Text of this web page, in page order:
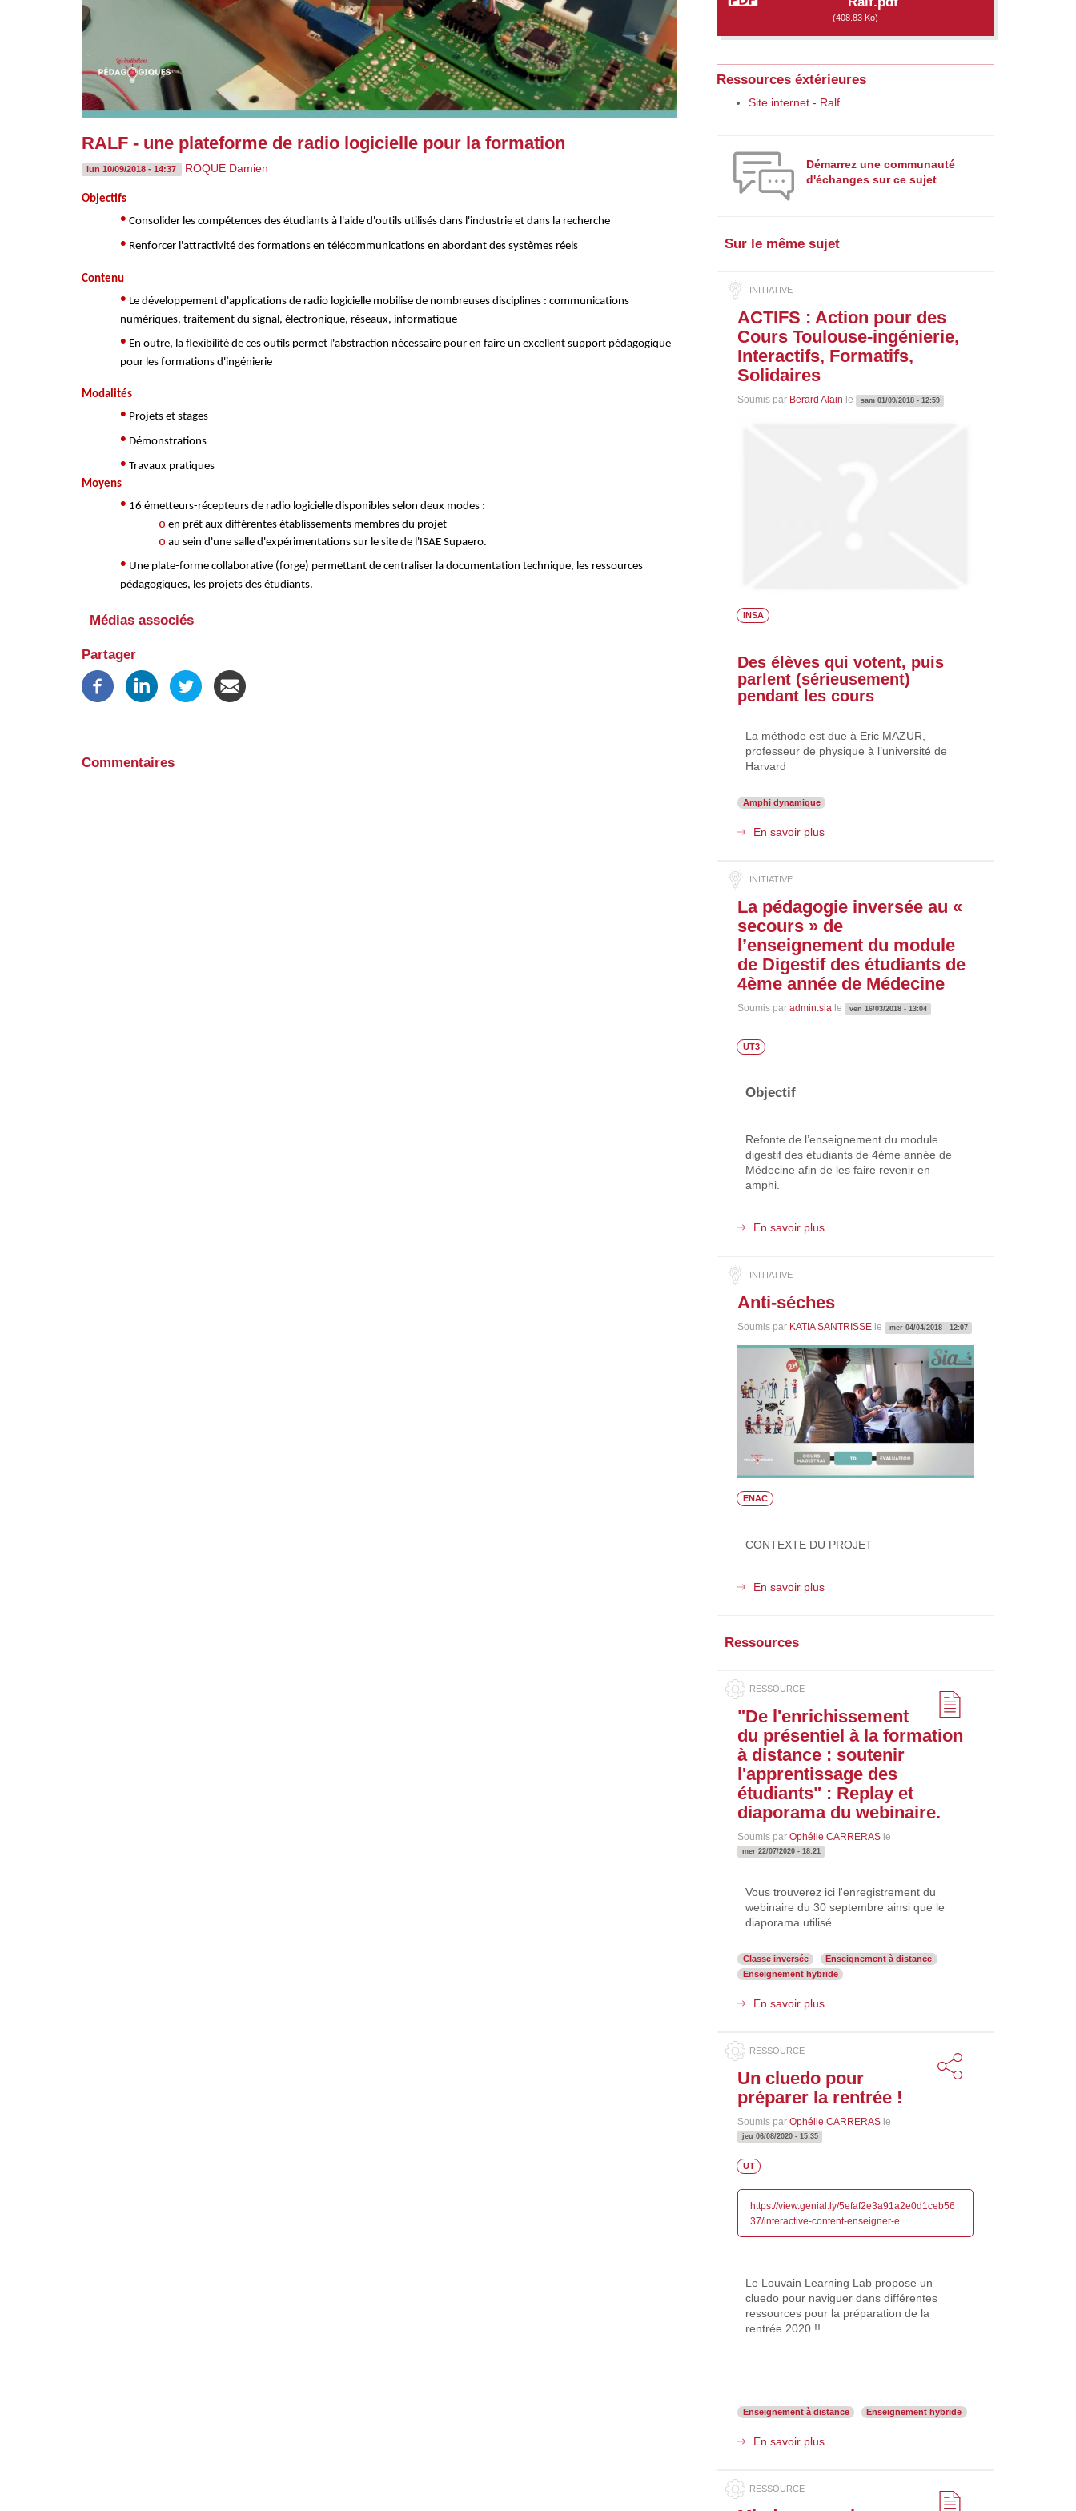
RALF - une plateforme de radio logicielle pour la formation
lun 10/09/2018 - 14:37 ROQUE Damien
Objectifs
• Consolider les compétences des étudiants à l'aide d'outils utilisés dans l'industrie et dans la recherche
• Renforcer l'attractivité des formations en télécommunications en abordant des systèmes réels
Contenu
• Le développement d'applications de radio logicielle mobilise de nombreuses disciplines : communications
numériques, traitement du signal, électronique, réseaux, informatique
• En outre, la flexibilité de ces outils permet l'abstraction nécessaire pour en faire un excellent support pédagogique
pour les formations d'ingénierie
Modalités
• Projets et stages
• Démonstrations
• Travaux pratiques
Moyens
• 16 émetteurs-récepteurs de radio logicielle disponibles selon deux modes :
o en prêt aux différentes établissements membres du projet
o au sein d'une salle d'expérimentations sur le site de l'ISAE Supaero.
• Une plate-forme collaborative (forge) permettant de centraliser la documentation technique, les ressources
pédagogiques, les projets des étudiants.
Médias associés
Partager
Commentaires
(408.83 Ko)
Ressources éxtérieures
Site internet - Ralf
Démarrez une communauté
d'échanges sur ce sujet
Sur le même sujet
ACTIFS : Action pour des
Cours Toulouse-ingénierie,
Interactifs, Formatifs,
Solidaires
Soumis par Berard Alain le sam 01/09/2018 - 12:59
INSA
Des élèves qui votent, puis
parlent (sérieusement)
pendant les cours
La méthode est due à Eric MAZUR,
professeur de physique à l’université de
Harvard
Amphi dynamique
En savoir plus
des
Cours
Toulouse-
ingénierie,
Interactifs,
Formatifs,
La pédagogie inversée au «
secours » de
l’enseignement du module
de Digestif des étudiants de
4ème année de Médecine
Soumis paradmin.sia le ven 16/03/2018 - 13:04
UT3
Objectif
Refonte de l’enseignement du module
digestif des étudiants de 4ème année de
Médecine afin de les faire revenir en
amphi.
En savoir plus
«
»
de
l’enseignement
du
module
de
Digestif
des
étudiants
Anti-séches
Soumis par KATIA SANTRISSE le mer 04/04/2018 - 12:07
ENAC
CONTEXTE DU PROJET
En savoir plus
Ressources
"De l'enrichissement
du présentiel à la formation
à distance : soutenir
l'apprentissage des
étudiants" : Replay et
diaporama du webinaire.
Soumis parOphélie CARRERAS le
mer 22/07/2020 - 18:21
Vous trouverez ici l'enregistrement du
webinaire du 30 septembre ainsi que le
diaporama utilisé.
Mots-
clés
Classe inversée
Enseignement à distance
Enseignement hybride
En savoir plus
à
la
à
des
étudiants"
diaporama
du
webinaire.
Un cluedo pour
préparer la rentrée !
Soumis parOphélie CARRERAS le
jeu 06/08/2020 - 15:35
Etablissement
UT
Lien
https://view.genial.ly/5efaf2e3a91a2e0d1ceb56
37/interactive-content-enseigner-e…
Le Louvain Learning Lab propose un
cluedo pour naviguer dans différentes
ressources pour la préparation de la
rentrée 2020 !!
Mots-
Enseignement à distance Enseignement hybride
En savoir plus